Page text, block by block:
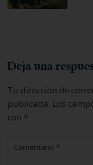
Deja una
Tu dirección de
publicada. Los
con *